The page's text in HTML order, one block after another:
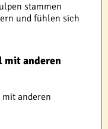
stammen
und fühlen sich
mit anderen
anderen